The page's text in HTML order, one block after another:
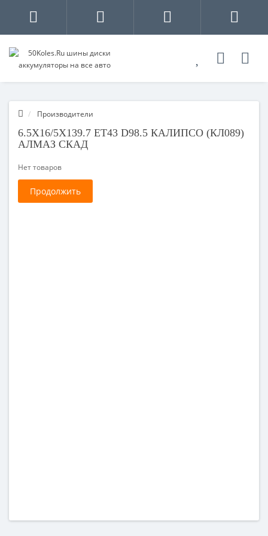
Производители
6.5X16/5X139.7 ET43 D98.5 КАЛИПСО (КЛ089)
АЛМАЗ СКАД
Нет товаров
Продолжить